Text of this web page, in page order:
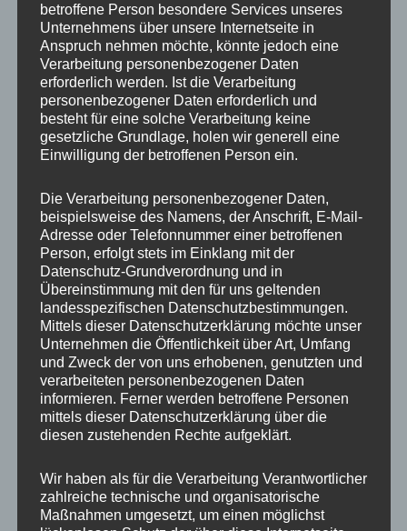
Dieses
Produkt
weist
mehrere
Varianten
auf.
Die
können
auf
der
Produktseite
gewählt
werden
Handykette JUST MIX
DUO Case
35,00€
können
werden
35,00€
Dieses
Produkt
weist
mehrere
Varianten
Die
Optionen
Handykette Just Mix
PETROL & ORANGE Snap
Dieses
weist
Die
Handykette Just Mix
PETROL & NEON Snap
betroffene Person besondere Services unseres
Unternehmens über unsere Internetseite in
Anspruch nehmen möchte, könnte jedoch eine
Verarbeitung personenbezogener Daten
erforderlich werden. Ist die Verarbeitung
personenbezogener Daten erforderlich und
besteht für eine solche Verarbeitung keine
gesetzliche Grundlage, holen wir generell eine
Einwilligung der betroffenen Person ein.
Die Verarbeitung personenbezogener Daten,
beispielsweise des Namens, der Anschrift, E-Mail-
Adresse oder Telefonnummer einer betroffenen
Person, erfolgt stets im Einklang mit der
Datenschutz-Grundverordnung und in
Übereinstimmung mit den für uns geltenden
landesspezifischen Datenschutzbestimmungen.
Mittels dieser Datenschutzerklärung möchte unser
Unternehmen die Öffentlichkeit über Art, Umfang
und Zweck der von uns erhobenen, genutzten und
verarbeiteten personenbezogenen Daten
informieren. Ferner werden betroffene Personen
mittels dieser Datenschutzerklärung über die
diesen zustehenden Rechte aufgeklärt.
Wir haben als für die Verarbeitung Verantwortlicher
zahlreiche technische und organisatorische
Maßnahmen umgesetzt, um einen möglichst